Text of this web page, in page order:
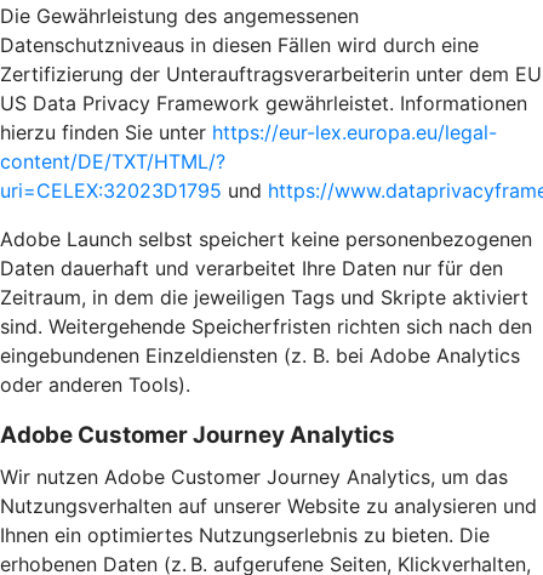
Die Gewährleistung des angemessenen
Datenschutzniveaus in diesen Fällen wird durch eine
Zertifizierung der Unterauftragsverarbeiterin unter dem EU
US Data Privacy Framework gewährleistet. Informationen
hierzu finden Sie unter https://eur-lex.europa.eu/legal-
content/DE/TXT/HTML/?
uri=CELEX:32023D1795 und https://
Adobe Launch selbst speichert keine personenbezogenen
Daten dauerhaft und verarbeitet Ihre Daten nur für den
Zeitraum, in dem die jeweiligen Tags und Skripte aktiviert
sind. Weitergehende Speicherfristen richten sich nach den
eingebundenen Einzeldiensten (z. B. bei Adobe Analytics
oder anderen Tools).
Adobe Customer Journey Analytics
Wir nutzen Adobe Customer Journey Analytics, um das
Nutzungsverhalten auf unserer Website zu analysieren und
Ihnen ein optimiertes Nutzungserlebnis zu bieten. Die
erhobenen Daten (z. B. aufgerufene Seiten, Klickverhalten,